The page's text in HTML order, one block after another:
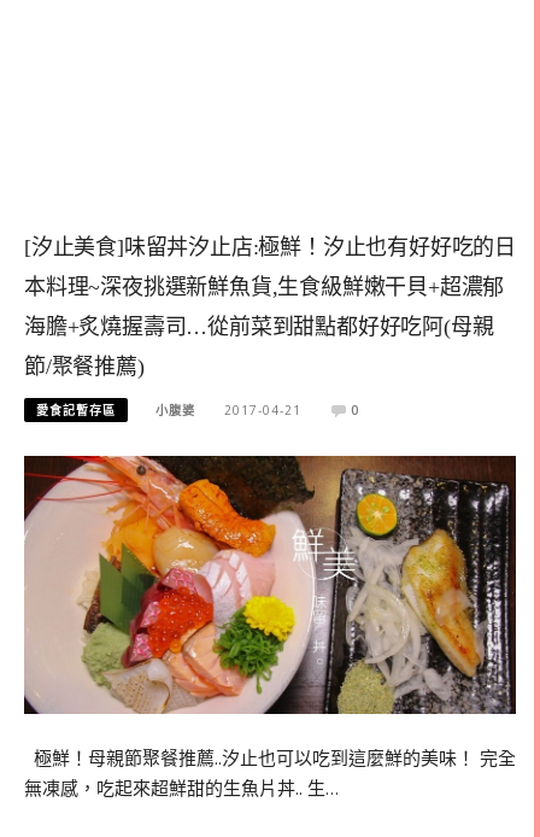
[汐止美食]味留丼汐止店:極鮮！汐止也有好好吃的日
本料理~深夜挑選新鮮魚貨,生食級鮮嫩干貝+超濃郁
海膽+炙燒握壽司…從前菜到甜點都好好吃阿(母親
節/聚餐推薦)
愛食記暫存區 小腹婆 2017-04-21 0
極鮮！母親節聚餐推薦..汐止也可以吃到這麼鮮的美味！ 完全
無凍感，吃起來超鮮甜的生魚片丼.. 生…